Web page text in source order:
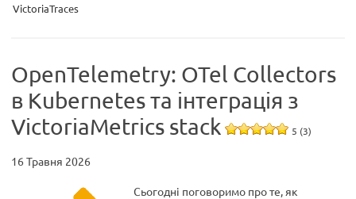
VictoriaTraces
OpenTelemetry: OTel Collectors
в Kubernetes та інтеграція з
VictoriaMetrics stack
5 (3)
16 Травня 2026
Сьогодні поговоримо про те, як